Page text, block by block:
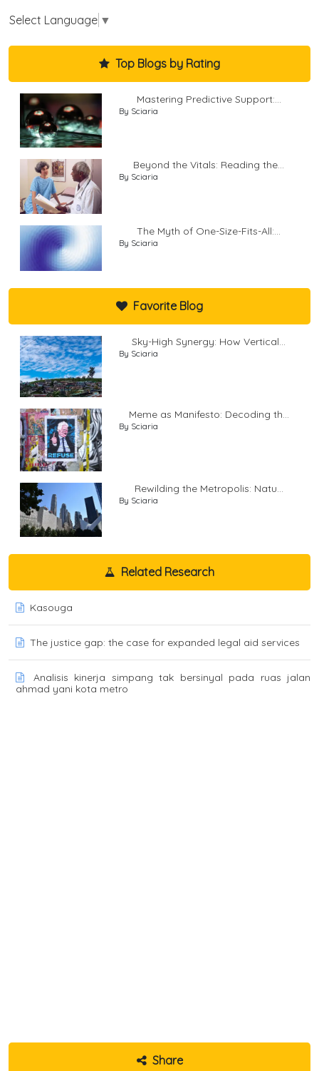
Select Language ▼
Top Blogs by Rating
Mastering Predictive Support:...
By Sciaria
Beyond the Vitals: Reading the...
By Sciaria
The Myth of One-Size-Fits-All:...
By Sciaria
Favorite Blog
Sky-High Synergy: How Vertical...
By Sciaria
Meme as Manifesto: Decoding th...
By Sciaria
Rewilding the Metropolis: Natu...
By Sciaria
Related Research
Kasouga
The justice gap: the case for expanded legal aid services
Analisis kinerja simpang tak bersinyal pada ruas jalan
ahmad yani kota metro
Share